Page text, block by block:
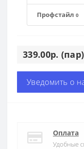
Профстайл 0
339.00р. (пар)
Уведомить о
Оплата
Удобные